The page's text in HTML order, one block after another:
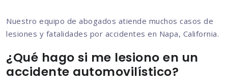
Nuestro equipo de abogados atiende muchos casos de
lesiones y fatalidades por accidentes en Napa, California.
¿Qué hago si me lesiono en un
accidente automovilístico?